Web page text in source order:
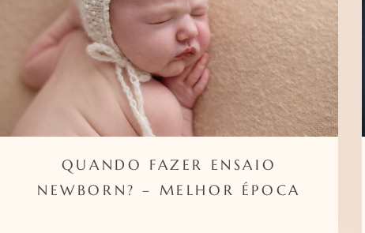
QUANDO FAZER ENSAIO
NEWBORN? – MELHOR ÉPOCA